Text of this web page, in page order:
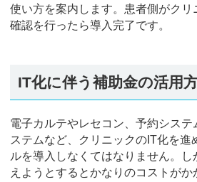
使い方を案内します。患者側がク
確認を行ったら導入完了です。
IT化に伴う補助金の活用
電子カルテやレセコン、予約シス
ステムなど、クリニックのIT化を進
ルを導入しなくてはなりません。
えようとするとかなりのコストが